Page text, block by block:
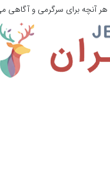
هر آنچه برای سرگرمی و آگاهی